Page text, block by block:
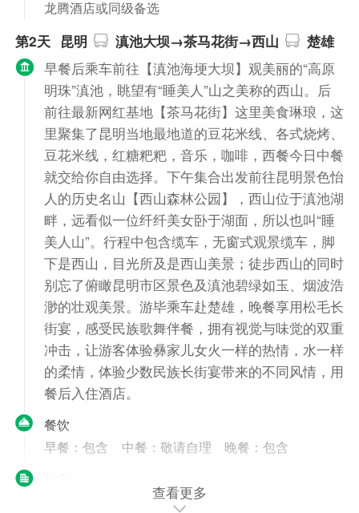
龙腾酒店或同级备选
第2天 昆明 滇池大坝→茶马花街→西山 楚雄
早餐后乘车前往【滇池海埂大坝】观美丽的“高原
明珠”滇池，眺望有“睡美人”山之美称的西山。后
前往最新网红基地【茶马花街】这里美食琳琅，这
里聚集了昆明当地最地道的豆花米线、各式烧烤、
豆花米线，红糖粑粑，音乐，咖啡，西餐今日中餐
就交给你自由选择。下午集合出发前往昆明景色怡
人的历史名山【西山森林公园】，西山位于滇池湖
畔，远看似一位纤纤美女卧于湖面，所以也叫“睡
美人山”。行程中包含缆车，无窗式观景缆车，脚
下是西山，目光所及是西山美景；徒步西山的同时
别忘了俯瞰昆明市区景色及滇池碧绿如玉、烟波浩
渺的壮观美景。游毕乘车赴楚雄，晚餐享用松毛长
街宴，感受民族歌舞伴餐，拥有视觉与味觉的双重
冲击，让游客体验彝家儿女火一样的热情，水一样
的柔情，体验少数民族长街宴带来的不同风情，用
餐后入住酒店。
餐饮
早餐：包含
中餐：敬请自理
晚餐：包含
舒心美居酒店或同级备选
查看更多